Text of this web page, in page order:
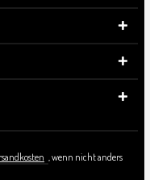
, wenn nicht anders